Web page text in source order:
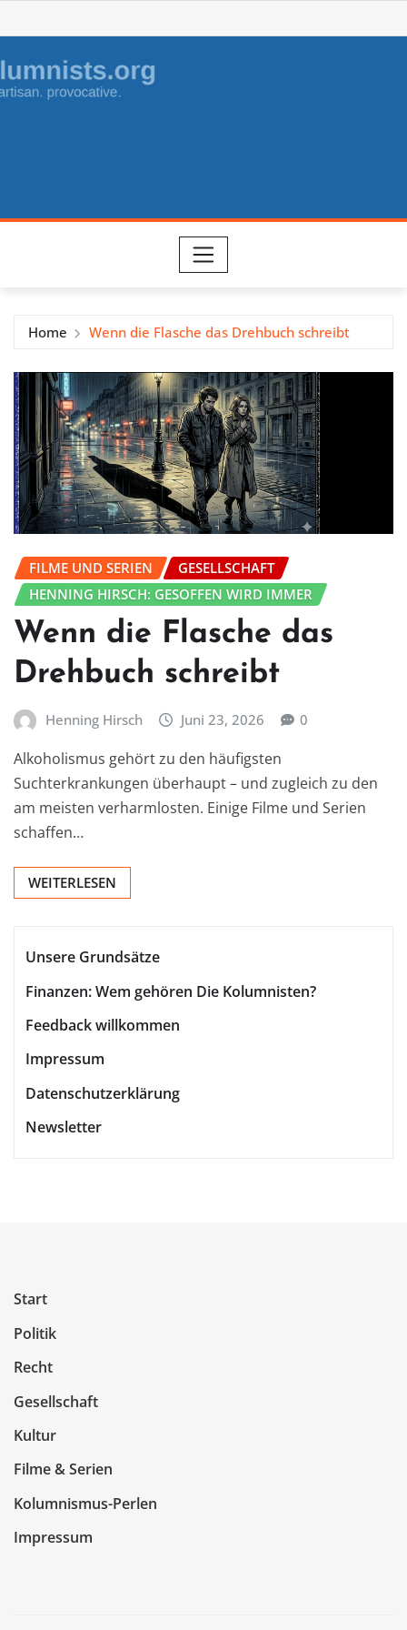
to
content
Home Wenn die Flasche das Drehbuch schreibt
FILME UND SERIEN
GESELLSCHAFT
HENNING HIRSCH: GESOFFEN WIRD IMMER
Wenn die Flasche das
Drehbuch schreibt
Henning Hirsch Juni 23, 2026 0
Alkoholismus gehört zu den häufigsten
Suchterkrankungen überhaupt – und zugleich zu den
am meisten verharmlosten. Einige Filme und Serien
schaffen…
WEITERLESEN
Unsere Grundsätze
Finanzen: Wem gehören Die Kolumnisten?
Feedback willkommen
Impressum
Datenschutzerklärung
Newsletter
Start
Politik
Recht
Gesellschaft
Kultur
Filme & Serien
Kolumnismus-Perlen
Impressum